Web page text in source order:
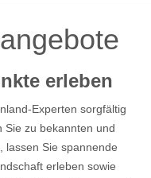
erleben
Experten sorgfältig
Sie zu bekannten und
lassen Sie spannende
erleben sowie